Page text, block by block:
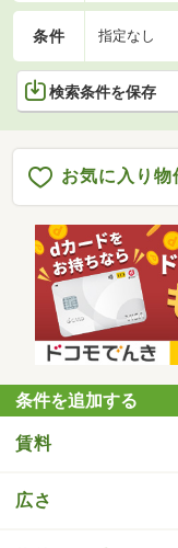
条件 指定なし
検索条件を保存
お気に入り物
条件を追加する
賃料
広さ